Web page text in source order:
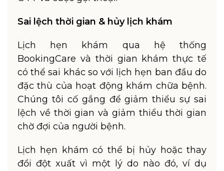
Sai lệch thời gian & hủy lịch khám
Lịch hẹn khám qua hệ thống
BookingCare và thời gian khám thực tế
có thể sai khác so với lịch hẹn ban đầu do
đặc thù của hoạt động khám chữa bệnh.
Chúng tôi cố gắng để giảm thiểu sự sai
lệch về thời gian và giảm thiểu thời gian
chờ đợi của người bệnh.
Lịch hẹn khám có thể bị hủy hoặc thay
đổi đột xuất vì một lý do nào đó, ví dụ